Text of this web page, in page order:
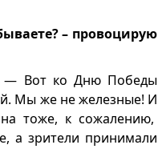
– провоцирую
— Вот ко Дню Победы
Мы же не железные! И
тоже, к сожалению,
а зрители принимали